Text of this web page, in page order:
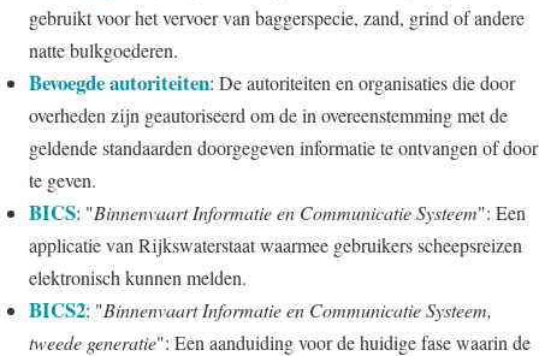
gebruikt voor het vervoer van baggerspecie, zand, grind of andere
natte bulkgoederen.
Bevoegde autoriteiten: De autoriteiten en organisaties die door
overheden zijn geautoriseerd om de in overeenstemming met de
geldende standaarden doorgegeven informatie te ontvangen of door
te geven.
BICS: "Binnenvaart Informatie en Communicatie Systeem": Een
applicatie van Rijkswaterstaat waarmee gebruikers scheepsreizen
elektronisch kunnen melden.
BICS2: "Binnenvaart Informatie en Communicatie Systeem,
tweede generatie": Een aanduiding voor de huidige fase waarin de